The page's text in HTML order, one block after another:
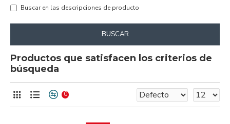
Buscar en las descripciones de producto
BUSCAR
Productos que satisfacen los criterios de
búsqueda
0